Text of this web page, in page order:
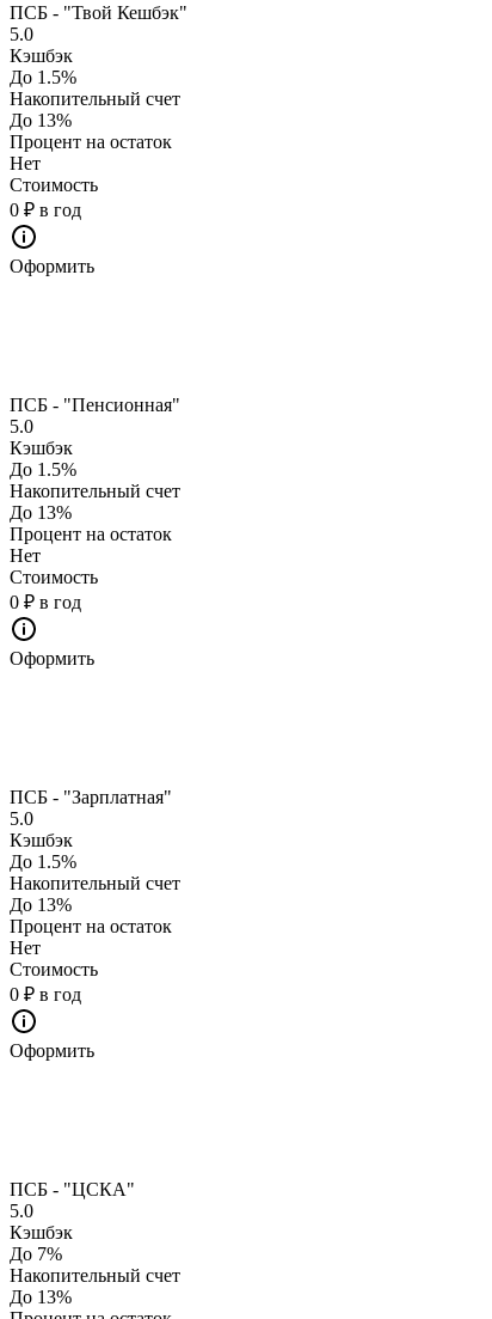
ПСБ - "Твой Кешбэк"
5.0
Кэшбэк
До 1.5%
Накопительный счет
До 13%
Процент на остаток
Нет
Стоимость
0 ₽ в год
Оформить
ПСБ - "Пенсионная"
5.0
Кэшбэк
До 1.5%
Накопительный счет
До 13%
Процент на остаток
Нет
Стоимость
0 ₽ в год
Оформить
ПСБ - "Зарплатная"
5.0
Кэшбэк
До 1.5%
Накопительный счет
До 13%
Процент на остаток
Нет
Стоимость
0 ₽ в год
Оформить
ПСБ - "ЦСКА"
5.0
Кэшбэк
До 7%
Накопительный счет
До 13%